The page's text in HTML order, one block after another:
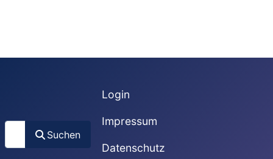
Suchen
Suchen
Login
Impressum
Datenschutz